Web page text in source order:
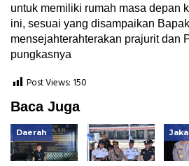
untuk memiliki rumah masa depan
ini, sesuai yang disampaikan
mensejahterahterakan prajurit dan
pungkasnya
Post Views: 150
Baca Juga
Daerah